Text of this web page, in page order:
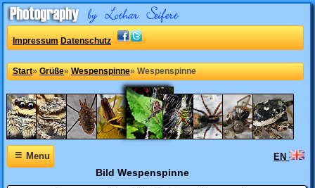
Impressum Datenschutz
Start» Grüße» Wespenspinne» Wespenspinne
≡Menu EN
Bild Wespenspinne